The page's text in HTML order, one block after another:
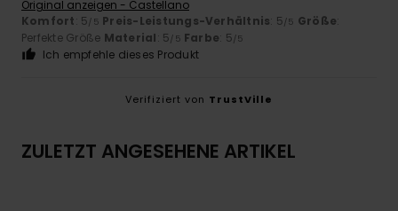
Original anzeigen - Castellano
Komfort: 5/5 Preis-Leistungs-Verhältnis: 5/5 Größe:
Perfekte Größe Material: 5/5 Farbe: 5/5
Ich empfehle dieses Produkt
Verifiziert von TrustVille
ZULETZT ANGESEHENE ARTIKEL